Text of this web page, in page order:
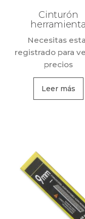
Cinturón
herramienta
Necesitas
registrado para
precios
Leer más